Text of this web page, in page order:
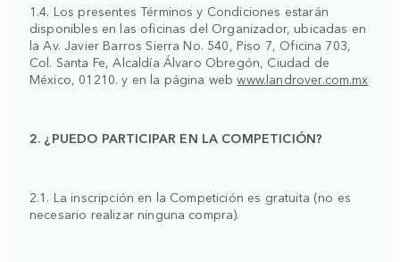
1.4. Los presentes Términos y Condiciones estarán
disponibles en las oficinas del Organizador, ubicadas en
la Av. Javier Barros Sierra No. 540, Piso 7, Oficina 703,
Col. Santa Fe, Alcaldía Álvaro Obregón, Ciudad de
México, 01210. y en la página webwww.landrover.com.mx
2. ¿PUEDO PARTICIPAR EN LA COMPETICIÓN?
2.1. La inscripción en la Competición es gratuita (no es
necesario realizar ninguna compra).